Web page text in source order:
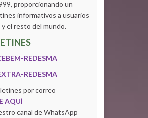
proporcionando un
informativos a usuarios
y el resto del mundo.
REDESMA
REDESMA
por correo
AQUÍ
canal de WhatsApp